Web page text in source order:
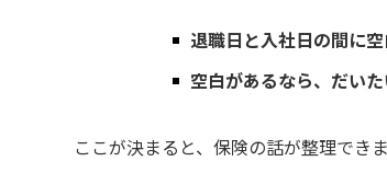
退職日と入社日の間に
空白があるなら、だい
ここが決まると、保険の話が整理できま